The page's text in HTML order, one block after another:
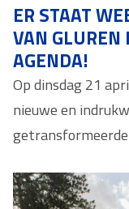
ER STAAT
VAN GLUREN
AGENDA!
Op dinsdag 21
nieuwe en